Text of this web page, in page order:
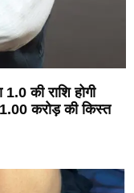
की राशि होगी
1.00 करोड़ की किस्त